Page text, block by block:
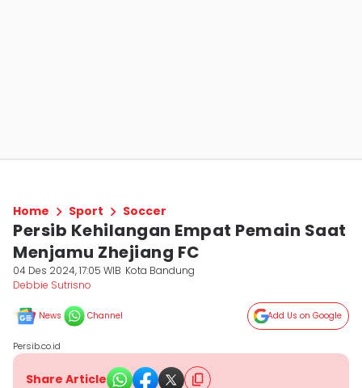
Home Sport Soccer
Persib Kehilangan Empat Pemain Saat
Menjamu Zhejiang FC
04 Des 2024, 17:05 WIB Kota Bandung
Debbie Sutrisno
News Channel Add Us on Google
Persib.co.id
Share Article